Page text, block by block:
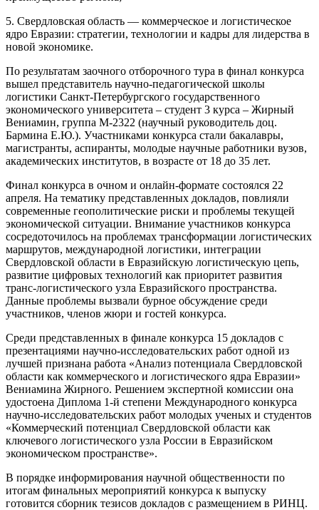
5. Свердловская область — коммерческое и логистическое
ядро Евразии: стратегии, технологии и кадры для лидерства в
новой экономике.
По результатам заочного отборочного тура в финал конкурса
вышел представитель научно-педагогической школы
логистики Санкт-Петербургского государственного
экономического университета – студент 3 курса – Жирный
Вениамин, группа М-2322 (научный руководитель доц.
Бармина Е.Ю.). Участниками конкурса стали бакалавры,
магистранты, аспиранты, молодые научные работники вузов,
академических институтов, в возрасте от 18 до 35 лет.
Финал конкурса в очном и онлайн-формате состоялся 22
апреля. На тематику представленных докладов, повлияли
современные геополитические риски и проблемы текущей
экономической ситуации. Внимание участников конкурса
сосредоточилось на проблемах трансформации логистических
маршрутов, международной логистики, интеграции
Свердловской области в Евразийскую логистическую цепь,
развитие цифровых технологий как приоритет развития
транс-логистического узла Евразийского пространства.
Данные проблемы вызвали бурное обсуждение среди
участников, членов жюри и гостей конкурса.
Среди представленных в финале конкурса 15 докладов с
презентациями научно-исследовательских работ одной из
лучшей признана работа «Анализ потенциала Свердловской
области как коммерческого и логистического ядра Евразии»
Вениамина Жирного. Решением экспертной комиссии она
удостоена Диплома 1-й степени Международного конкурса
научно-исследовательских работ молодых ученых и студентов
«Коммерческий потенциал Свердловской области как
ключевого логистического узла России в Евразийском
экономическом пространстве».
В порядке информирования научной общественности по
итогам финальных мероприятий конкурса к выпуску
готовится сборник тезисов докладов с размещением в РИНЦ.